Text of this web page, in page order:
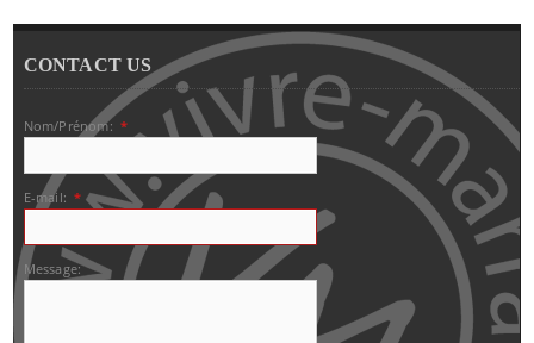
CONTACT US
Nom/Prénom: *
E-mail: *
Message: